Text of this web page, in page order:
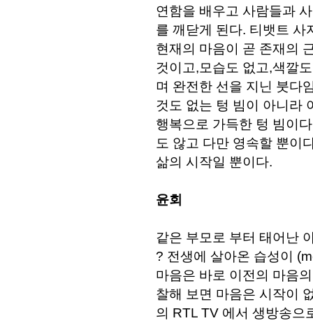
연함을 배우고 사람들과
를 깨닫게 된다. 티뱃트 사
현재의 마음이 곧 존재의
것이고,모습도 없고,색깔
며 완전한 선을 지닌 붓다
것도 없는 텅 빔이 아니라
행복으로 가득한 텅 빔이
도 않고 다만 영속할 뿐이
삶의 시작일 뿐이다.
윤회
같은 부모로 부터 태어난
? 전생에 살아온 습성이
마음은 바로 이전의 마음
찰해 보면 마음은 시작이
의 RTL TV 에서 생방송으